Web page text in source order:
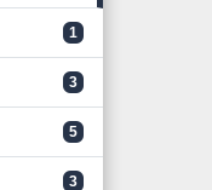
1
3
5
3